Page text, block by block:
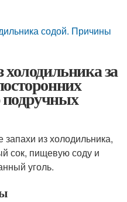
содой. Причины
холодильника за
из холодильника,
сок, пищевую соду и
уголь.